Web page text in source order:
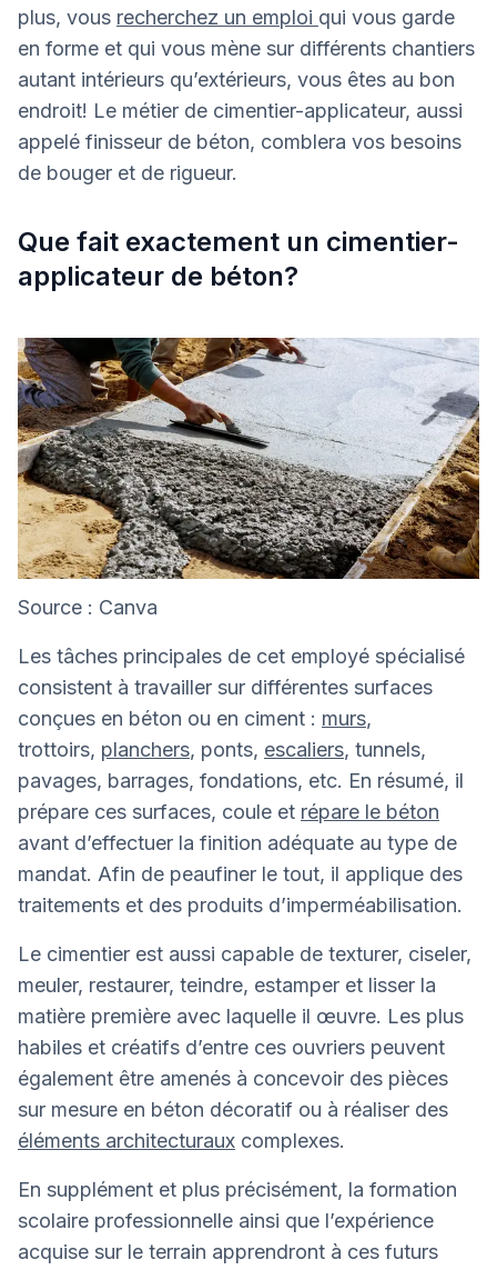
plus, vous recherchez un emploi qui vous garde
en forme et qui vous mène sur différents chantiers
autant intérieurs qu’extérieurs, vous êtes au bon
endroit! Le métier de cimentier-applicateur, aussi
appelé finisseur de béton, comblera vos besoins
de bouger et de rigueur.
Que fait exactement un cimentier-
applicateur de béton?
Source : Canva
Les tâches principales de cet employé spécialisé
consistent à travailler sur différentes surfaces
conçues en béton ou en ciment : murs,
trottoirs, planchers, ponts, escaliers, tunnels,
pavages, barrages, fondations, etc. En résumé, il
prépare ces surfaces, coule et répare le béton
avant d’effectuer la finition adéquate au type de
mandat. Afin de peaufiner le tout, il applique des
traitements et des produits d’imperméabilisation.
Le cimentier est aussi capable de texturer, ciseler,
meuler, restaurer, teindre, estamper et lisser la
matière première avec laquelle il œuvre. Les plus
habiles et créatifs d’entre ces ouvriers peuvent
également être amenés à concevoir des pièces
sur mesure en béton décoratif ou à réaliser des
éléments architecturaux complexes.
En supplément et plus précisément, la formation
scolaire professionnelle ainsi que l’expérience
acquise sur le terrain apprendront à ces futurs